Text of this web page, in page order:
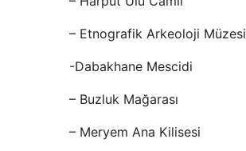
– Etnografik Arkeoloji Müzesi
-Dabakhane Mescidi
– Buzluk Mağarası
– Meryem Ana Kilisesi